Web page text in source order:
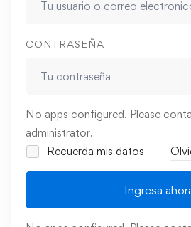
CONTRASEÑA
No apps configured. Please
administrator.
Recuerda mis datos
Ingresa